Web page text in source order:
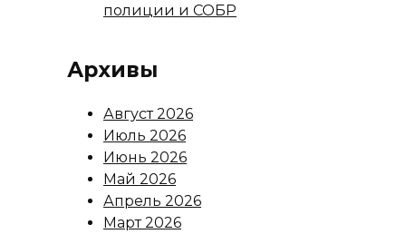
полиции и СОБР
Архивы
Август 2026
Июль 2026
Июнь 2026
Май 2026
Апрель 2026
Март 2026